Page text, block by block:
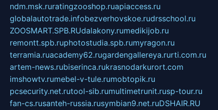
ndm.msk.ruratingzooshop.ruapiaccess.ru
globalautotrade.infobezverhovskoe.rudrsschool.ru
ZOOSMART.SPB.RUdalakony.rumedikijob.ru
remontt.spb.ruphotostudia.spb.rumyragon.ru
terramia.ruacademy62.rugardengallereya.rurti.com.ru
artem-news.rubiserinca.rukrasnodarkurort.com
imshowtv.rumebel-v-tule.rumobtopik.ru
pcsecurity.net.rutool-sib.rumultimetrunit.rusp-tour.ru
fan-cs.rusanteh-russia.rusymbian9.net.ruDSHAIR.RU